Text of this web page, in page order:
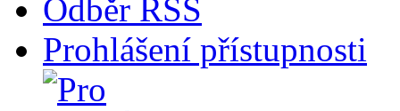
Odběr RSS
Prohlášení přístupnosti